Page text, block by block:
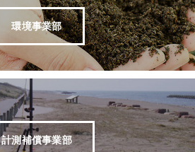
環境事業部
計測補償事業部